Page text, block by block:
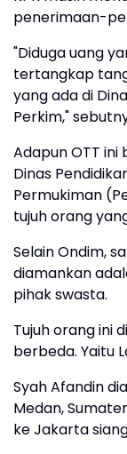
penerimaan-
"Diduga uang
tertangkap
yang ada di
Perkim,"
Adapun OTT
Dinas
Permukiman
tujuh orang
Selain Ondim,
diamankan
pihak swasta.
Tujuh orang ini
berbeda. Yaitu
Syah Afandin
Medan,
ke Jakarta